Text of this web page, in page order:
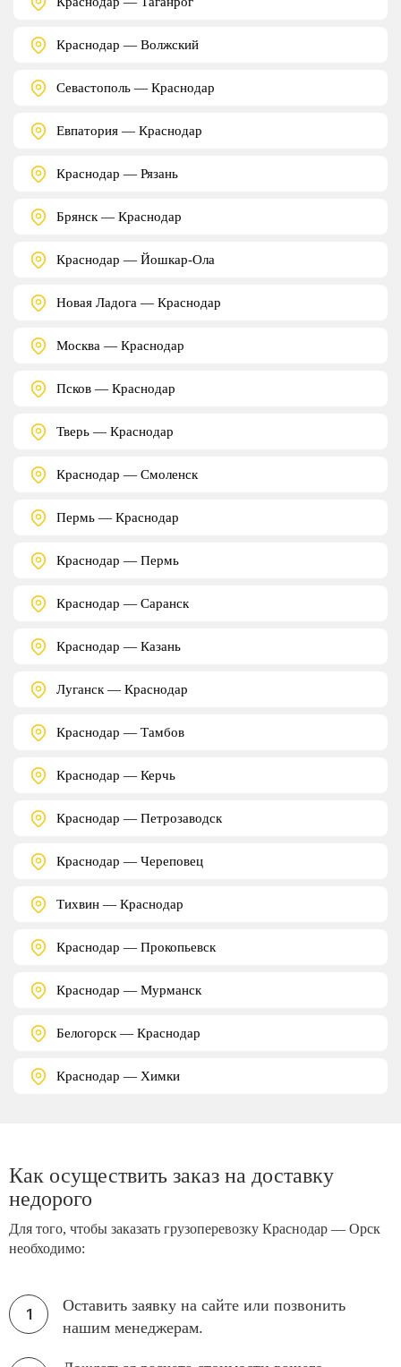
Краснодар — Волжский
Севастополь — Краснодар
Евпатория — Краснодар
Краснодар — Рязань
Брянск — Краснодар
Краснодар — Йошкар-Ола
Новая Ладога — Краснодар
Москва — Краснодар
Псков — Краснодар
Тверь — Краснодар
Краснодар — Смоленск
Пермь — Краснодар
Краснодар — Пермь
Краснодар — Саранск
Краснодар — Казань
Луганск — Краснодар
Краснодар — Тамбов
Краснодар — Керчь
Краснодар — Петрозаводск
Краснодар — Череповец
Тихвин — Краснодар
Краснодар — Прокопьевск
Краснодар — Мурманск
Белогорск — Краснодар
Краснодар — Химки
Как осуществить заказ на доставку
недорого
Для того, чтобы заказать грузоперевозку Краснодар — Орск
необходимо:
Оставить заявку на сайте или позвонить
нашим менеджерам.